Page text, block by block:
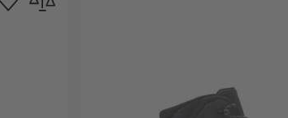
Aggiungi alla Lista dei Desideri
Aggiungi al confronto